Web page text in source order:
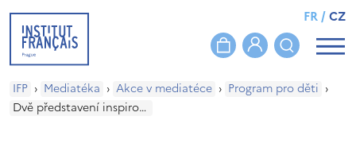
FR/CZ
IFP › Mediatéka › Akce v mediatéce › Program pro děti ›
Dvě představení inspirované Asterixem a Obelixem